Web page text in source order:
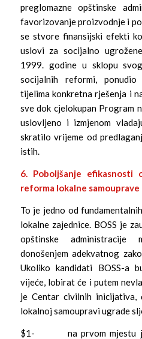
preglomazne opštinske
favorizovanje proizvodnje i
se stvore finansijski efekti
uslovi za socijalno
1999. godine u sklopu
socijalnih reformi, ponudio
tijelima konkretna rješenja i
sve dok cjelokupan Program
uslovljeno i izmjenom
skratilo vrijeme od
istih.
6. Poboljšanje efikasnosti
reforma lokalne samouprave
To je jedno od
lokalne zajednice. BOSS je
opštinske administracije
donošenjem adekvatnog
Ukoliko kandidati BOSS-a
vijeće, lobirat će i putem
je Centar civilnih inicijativa,
lokalnoj samoupravi ugrade
$1- na prvom mjestu je